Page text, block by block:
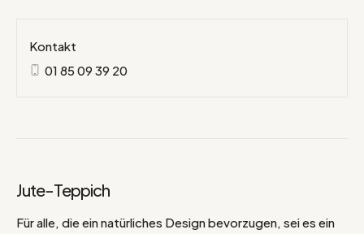
Kontakt
01 85 09 39 20
Jute-Teppich
Für alle, die ein natürliches Design bevorzugen, sei es ein